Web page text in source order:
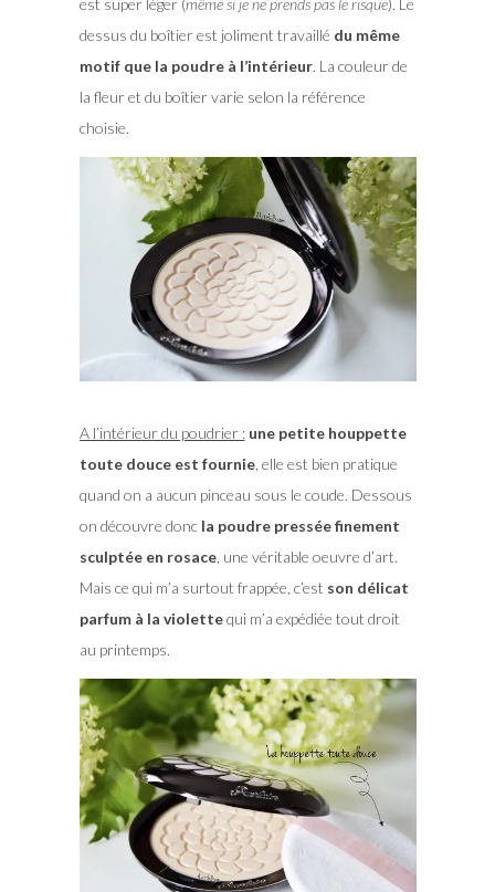
est super léger (même si je ne prends pas le risque). Le
dessus du boîtier est joliment travaillé du même
motif que la poudre à l’intérieur. La couleur de
la fleur et du boîtier varie selon la référence
choisie.
A l’intérieur du poudrier : une petite houppette
toute douce est fournie, elle est bien pratique
quand on a aucun pinceau sous le coude. Dessous
on découvre donc la poudre pressée finement
sculptée en rosace, une véritable oeuvre d’art.
Mais ce qui m’a surtout frappée, c’est son délicat
parfum à la violettequi m’a expédiée tout droit
au printemps.